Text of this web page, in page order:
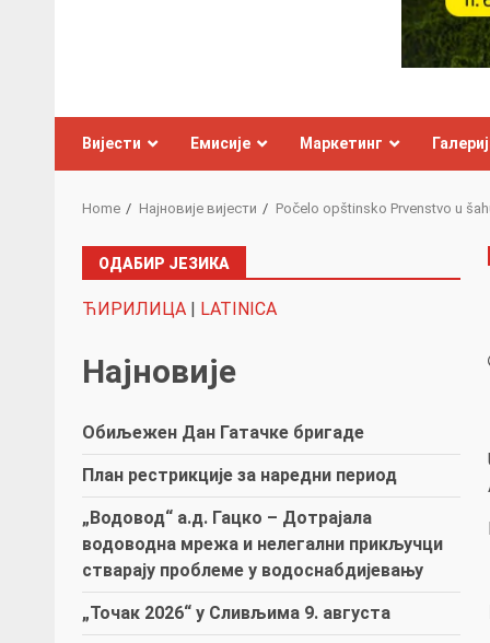
Вијести Емисије Маркетинг
Home Најновије вијести Počelo opštinsko Prvenstvo u
ОДАБИР ЈЕЗИКА
ЋИРИЛИЦА | LATINICA
Најновије
Обиљежен Дан Гатачке бригаде
План рестрикције за наредни период
„Водовод“ а.д. Гацко – Дотрајала
водоводна мрежа и нелегални прикључци
стварају проблеме у водоснабдијевању
„Точак 2026“ у Сливљима 9. августа